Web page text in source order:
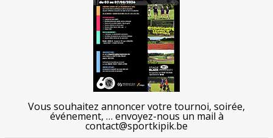
Vous souhaitez annoncer votre tournoi, soirée,
événement, … envoyez-nous un mail à
contact@sportkipik.be